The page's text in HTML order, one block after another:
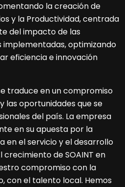
la creación de
y la Productividad, centrada
del impacto de las
implementadas, optimizando
eficiencia e innovación
traduce en un compromiso
las oportunidades que se
del país. La empresa
en su apuesta por la
en el servicio y el desarrollo
crecimiento de SOAINT en
compromiso con la
con el talento local. Hemos